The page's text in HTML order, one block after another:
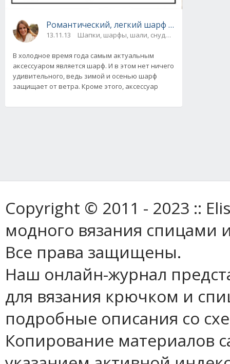
Романтический, легкий шарф от Drops
13.11.13 Шапки, шарфы, шали, снуды и палантины
В холодное время года самым актуальным
аксессуаром является шарф. И в этом нет ничего
удивительного, ведь зимой и осенью шарф
защищает от ветра. Кроме этого, аксессуар
Copyright © 2011 - 2023 ::
модного вязания спицами
Все права защищены.
Наш онлайн-журнал
для вязания крючком и
подробные описания со
Копирование материалов